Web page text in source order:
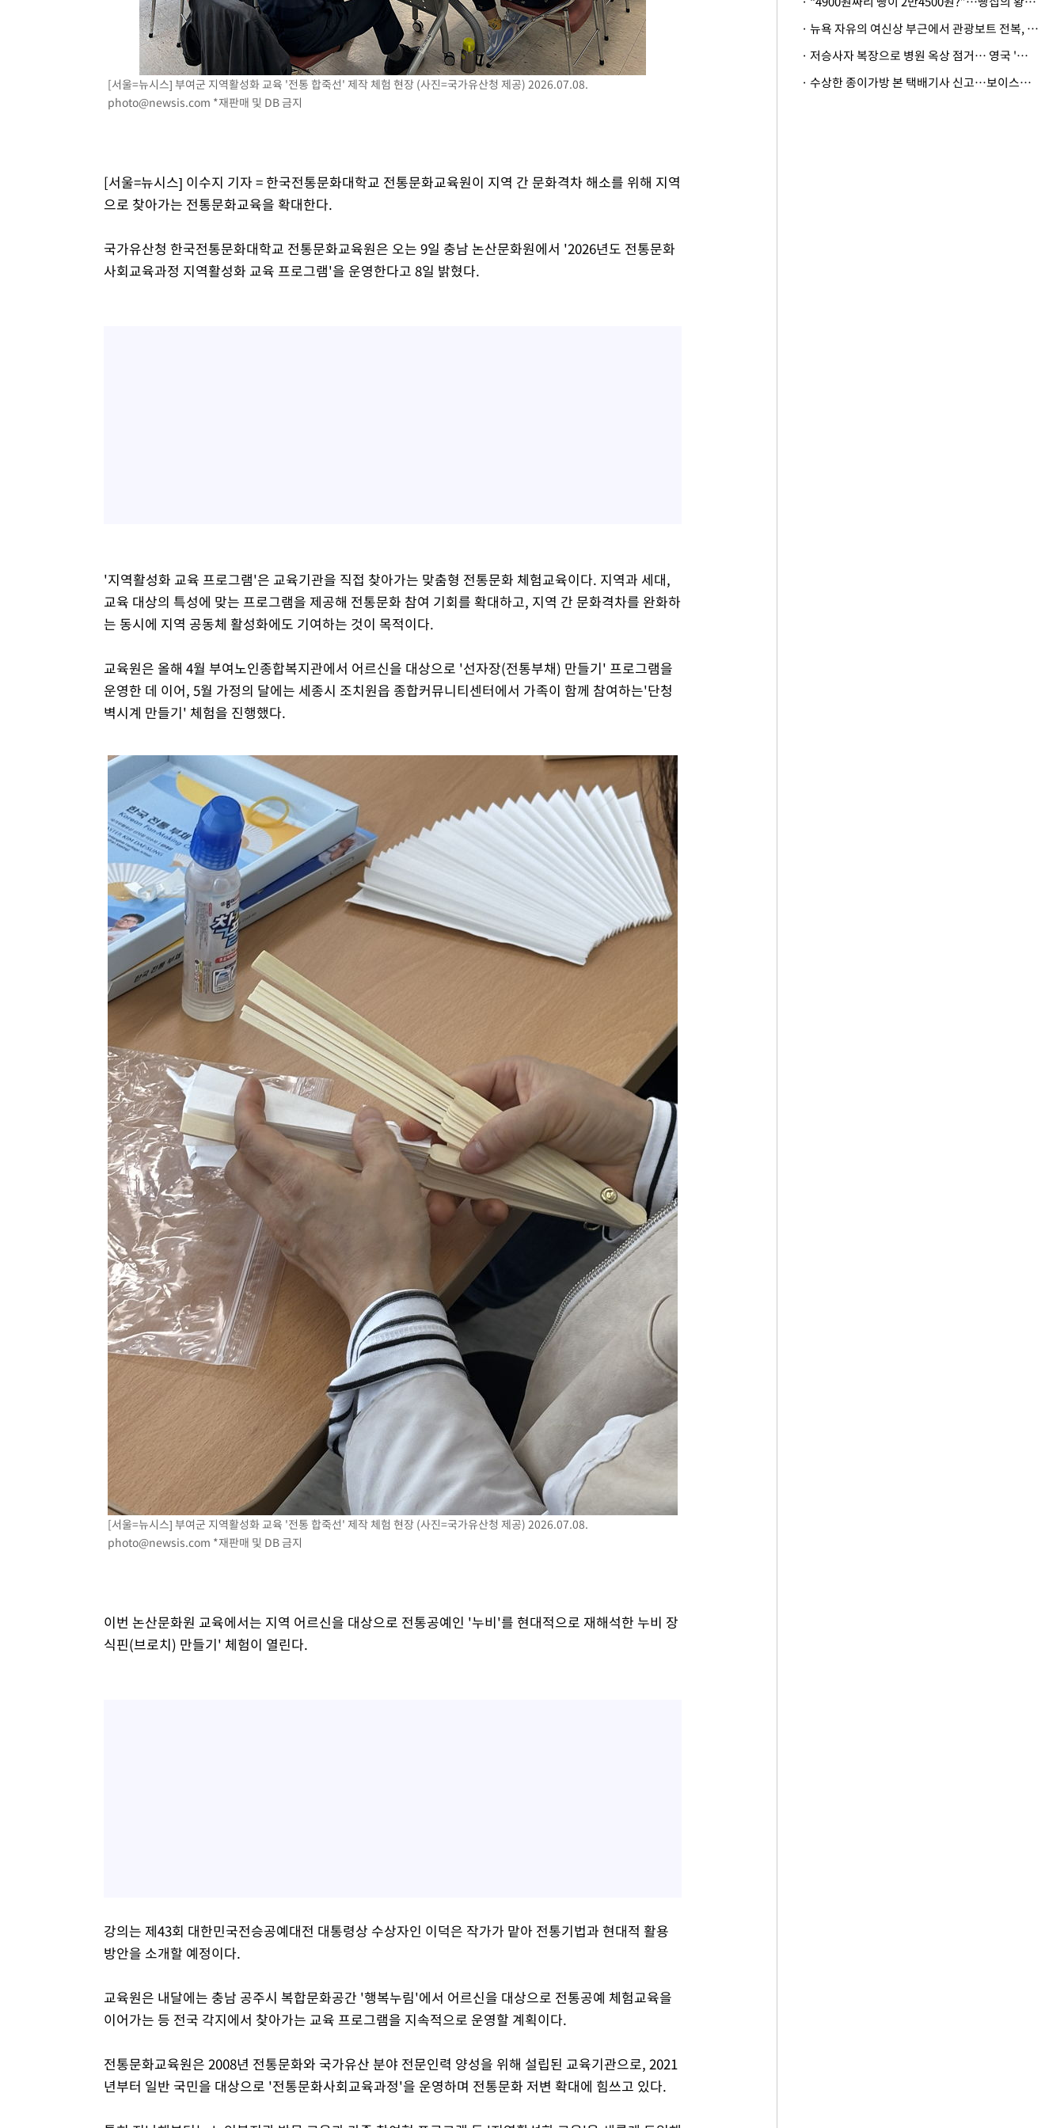
[서울=뉴시스] 부여군 지역활성화 교육 '전통 합죽선' 제작 체험 현장 (사진=국가유산청 제공) 2026.07.08.
photo@newsis.com *재판매 및 DB 금지
[서울=뉴시스] 이수지 기자 = 한국전통문화대학교 전통문화교육원이 지역 간 문화격차 해소를 위해 지역
으로 찾아가는 전통문화교육을 확대한다.
국가유산청 한국전통문화대학교 전통문화교육원은 오는 9일 충남 논산문화원에서 '2026년도 전통문화
사회교육과정 지역활성화 교육 프로그램'을 운영한다고 8일 밝혔다.
'지역활성화 교육 프로그램'은 교육기관을 직접 찾아가는 맞춤형 전통문화 체험교육이다. 지역과 세대,
교육 대상의 특성에 맞는 프로그램을 제공해 전통문화 참여 기회를 확대하고, 지역 간 문화격차를 완화하
는 동시에 지역 공동체 활성화에도 기여하는 것이 목적이다.
교육원은 올해 4월 부여노인종합복지관에서 어르신을 대상으로 '선자장(전통부채) 만들기' 프로그램을
운영한 데 이어, 5월 가정의 달에는 세종시 조치원읍 종합커뮤니티센터에서 가족이 함께 참여하는'단청
벽시계 만들기' 체험을 진행했다.
[서울=뉴시스] 부여군 지역활성화 교육 '전통 합죽선' 제작 체험 현장 (사진=국가유산청 제공) 2026.07.08.
photo@newsis.com *재판매 및 DB 금지
이번 논산문화원 교육에서는 지역 어르신을 대상으로 전통공예인 '누비'를 현대적으로 재해석한 누비 장
식핀(브로치) 만들기' 체험이 열린다.
강의는 제43회 대한민국전승공예대전 대통령상 수상자인 이덕은 작가가 맡아 전통기법과 현대적 활용
방안을 소개할 예정이다.
교육원은 내달에는 충남 공주시 복합문화공간 '행복누림'에서 어르신을 대상으로 전통공예 체험교육을
이어가는 등 전국 각지에서 찾아가는 교육 프로그램을 지속적으로 운영할 계획이다.
전통문화교육원은 2008년 전통문화와 국가유산 분야 전문인력 양성을 위해 설립된 교육기관으로, 2021
년부터 일반 국민을 대상으로 '전통문화사회교육과정'을 운영하며 전통문화 저변 확대에 힘쓰고 있다.
· 뉴욕 자유의 여신상 부근에서 관광보트 전복, 엄마와 딸아기 사망
· 저승사자 복장으로 병원 옥상 점거… 영국 '흑사병 의사'의 기행
· 수상한 종이가방 본 택배기사 신고…보이스피싱 피해 3000만원 막아